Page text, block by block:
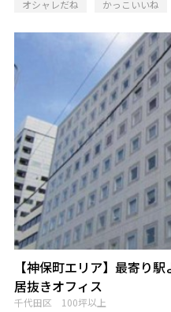
オシャレだね かっこいいね
【神保町エリア】最寄り
居抜きオフィス
千代田区 100坪以上